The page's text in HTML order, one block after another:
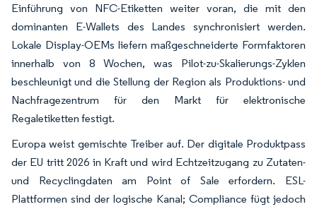
Einführung von NFC-Etiketten weiter voran, die mit den
dominanten E-Wallets des Landes synchronisiert werden.
Lokale Display-OEMs liefern maßgeschneiderte Formfaktoren
innerhalb von 8 Wochen, was Pilot-zu-Skalierungs-Zyklen
beschleunigt und die Stellung der Region als Produktions- und
Nachfragezentrum für den Markt für elektronische
Regaletiketten festigt.
Europa weist gemischte Treiber auf. Der digitale Produktpass
der EU tritt 2026 in Kraft und wird Echtzeitzugang zu Zutaten-
und Recyclingdaten am Point of Sale erfordern. ESL-
Plattformen sind der logische Kanal; Compliance fügt jedoch